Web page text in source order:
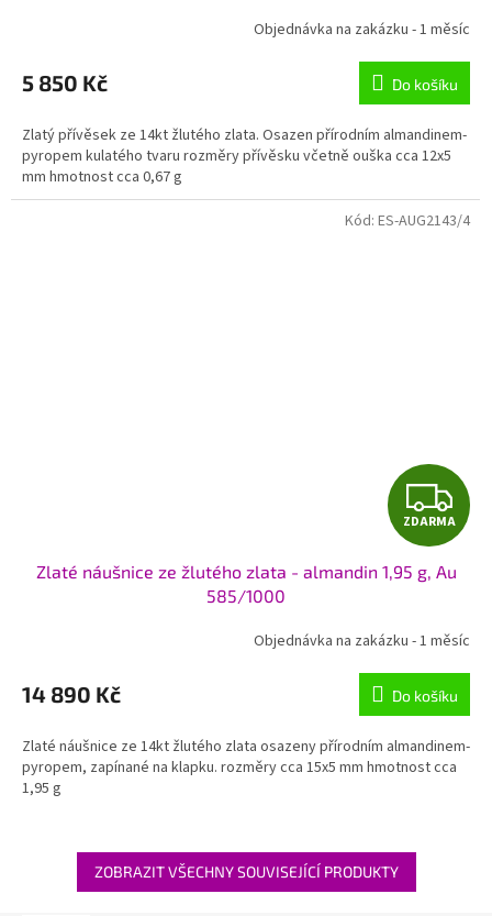
R
M
A
Objednávka na zakázku - 1 měsíc
5 850 Kč Do košíku
Zlatý přívěsek ze 14kt žlutého zlata. Osazen přírodním almandinem-
pyropem kulatého tvaru rozměry přívěsku včetně ouška cca 12x5
mm hmotnost cca 0,67 g
Z
D
A
R
M
A
ZDARMA
Zlaté náušnice ze žlutého zlata - almandin 1,95 g, Au
585/1000
Objednávka na zakázku - 1 měsíc
14 890 Kč Do košíku
Zlaté náušnice ze 14kt žlutého zlata osazeny přírodním almandinem-
pyropem, zapínané na klapku. rozměry cca 15x5 mm hmotnost cca
1,95 g
Kód: ES-AUG2143/4
ZOBRAZIT VŠECHNY SOUVISEJÍCÍ PRODUKTY